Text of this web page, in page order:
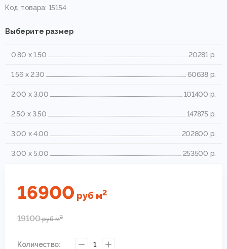
Код товара: 15154
Выберите размер
0.80 x 1.50 20281 р.
1.56 x 2.30 60638 р.
2.00 x 3.00 101400 р.
2.50 x 3.50 147875 р.
3.00 x 4.00 202800 р.
3.00 x 5.00 253500 р.
16900 руб м2
19100рубм2
Количество: 1